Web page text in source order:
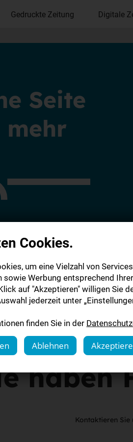
Gedruckte Zeitung Digitale
Seite
der Digitalen Zeitung
auf Sie!
haben
Kontaktieren Sie
Cookies.
um eine Vielzahl von
sowie Werbung entsprechend
auf "Akzeptieren" willigen Sie
jederzeit unter
finden Sie in der
Ablehnen